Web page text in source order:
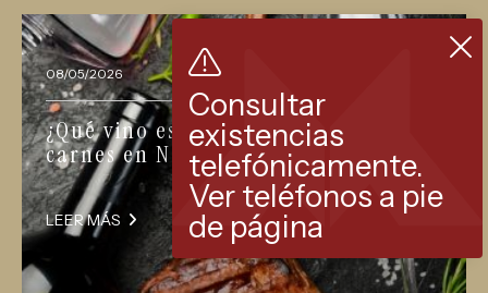
08/05/2026
¿Qué vino escoger para acompañar
carnes en Navidad?
LEER MÁS
Consultar
existencias
telefónicamente.
Ver teléfonos a pie
de página